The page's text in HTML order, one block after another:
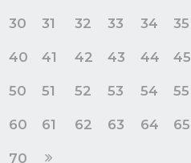
30 31 32 33 34 35
40 41 42 43 44 45
50 51 52 53 54 55
60 61 62 63 64 65
70